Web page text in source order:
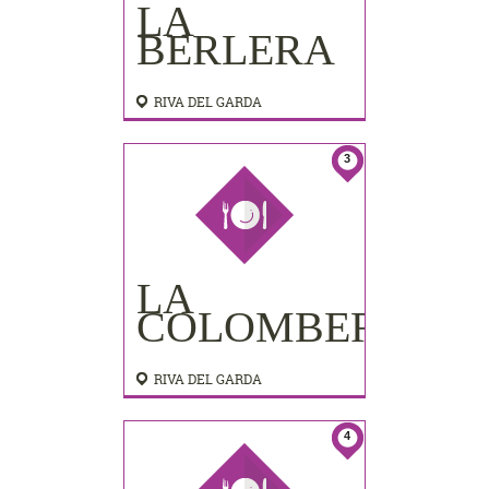
LA
BERLERA
RIVA DEL GARDA
3
LA
COLOMBERA
RIVA DEL GARDA
4